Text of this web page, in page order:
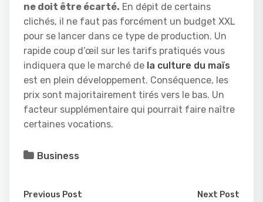
ne doit être écarté. En dépit de certains
clichés, il ne faut pas forcément un budget XXL
pour se lancer dans ce type de production. Un
rapide coup d’œil sur les tarifs pratiqués vous
indiquera que le marché de la culture du maïs
est en plein développement. Conséquence, les
prix sont majoritairement tirés vers le bas. Un
facteur supplémentaire qui pourrait faire naître
certaines vocations.
Business
Previous Post Next Post